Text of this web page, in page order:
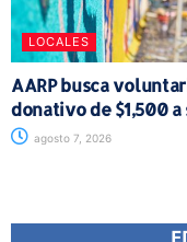
LOCALES
AARP busca
donativo de $1,500
agosto 7, 2026